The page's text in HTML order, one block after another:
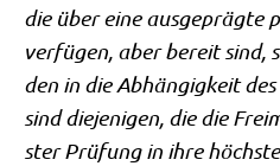
die über eine aus­ge­präg­te
ver­fü­gen, aber bereit sind,
den in die Abhän­gig­keit
sind die­je­ni­gen, die die
sterPrü­fung in ihre